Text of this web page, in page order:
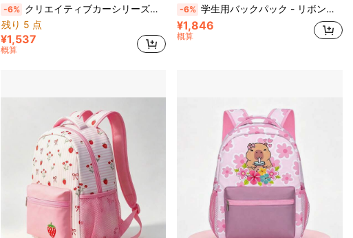
-6% クリエイティブカーシリーズプリント トラベルバッグ オーバーナイトバッグ、旅行、フィットネス、オーバーナイトバッグ、ギフトスタイルに適しています。2Dフラットプリントと刺繍、非刺繍プロセス。
残り 5 点
¥1,537
概算
-6% 学生用バックパック - リボン柄デザインバックパック、ティーンエイジャーと中学生に適しています、新学期シーズンの最高のギフト
¥1,846
概算